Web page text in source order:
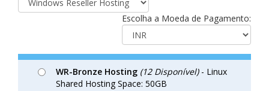
Escolha a Moeda de Pagamento:
WR-Bronze Hosting (12 Disponível)- Linux
Shared Hosting Space: 50GB